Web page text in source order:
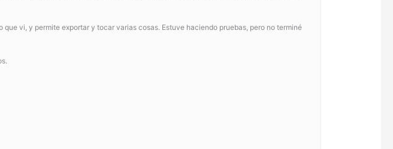
vi, y permite exportar y tocar varias cosas. Estuve haciendo pruebas, pero no terminé